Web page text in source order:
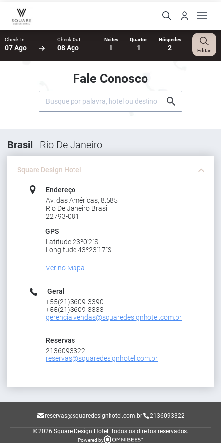
Check-In
07 Ago
Check-Out
08 Ago
Noites
1
Quartos
1
Hóspedes
2 Editar
Fale Conosco
Brasil Rio De Janeiro
Square Design Hotel
Endereço
Av. das Américas, 8.585
Rio De Janeiro Brasil
22793-081
GPS
Latitude 23º0'2"S
Longitude 43º23'17"S
Ver no Mapa
Geral
+55(21)3609-3390
+55(21)3609-3333
gerencia.vendas@squaredesignhotel.com.br
Reservas
2136093322
reservas@squaredesignhotel.com.br
reservas@squaredesignhotel.com.br 2136093322
© 2026 Square Design Hotel. Todos os direitos reservados.
Powered by